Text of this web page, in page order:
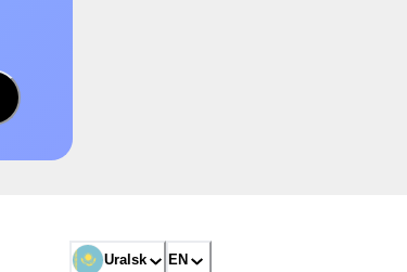
Uralsk EN